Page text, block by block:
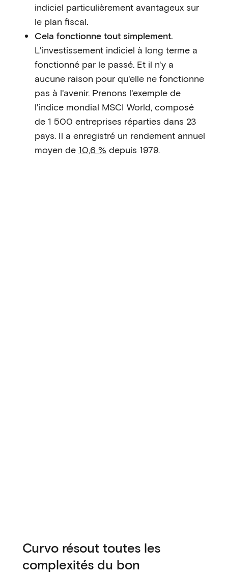
indiciel particulièrement avantageux sur
le plan fiscal.‍
Cela fonctionne tout simplement.
L'investissement indiciel à long terme a
fonctionné par le passé. Et il n'y a
aucune raison pour qu'elle ne fonctionne
pas à l'avenir. Prenons l'exemple de
l'indice mondial MSCI World, composé
de 1 500 entreprises réparties dans 23
pays. Il a enregistré un rendement annuel
moyen de 10,6 % depuis 1979.
Curvo résout toutes les
complexités du bon